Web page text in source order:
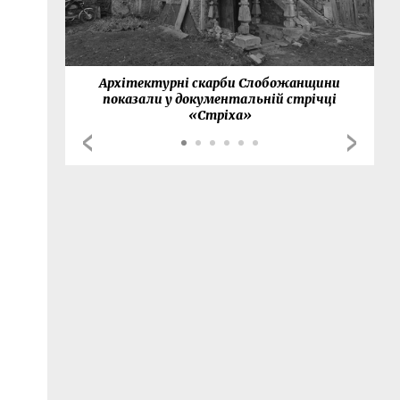
Архітектурні скарби Слобожанщини
показали у документальній стрічці
«Стріха»